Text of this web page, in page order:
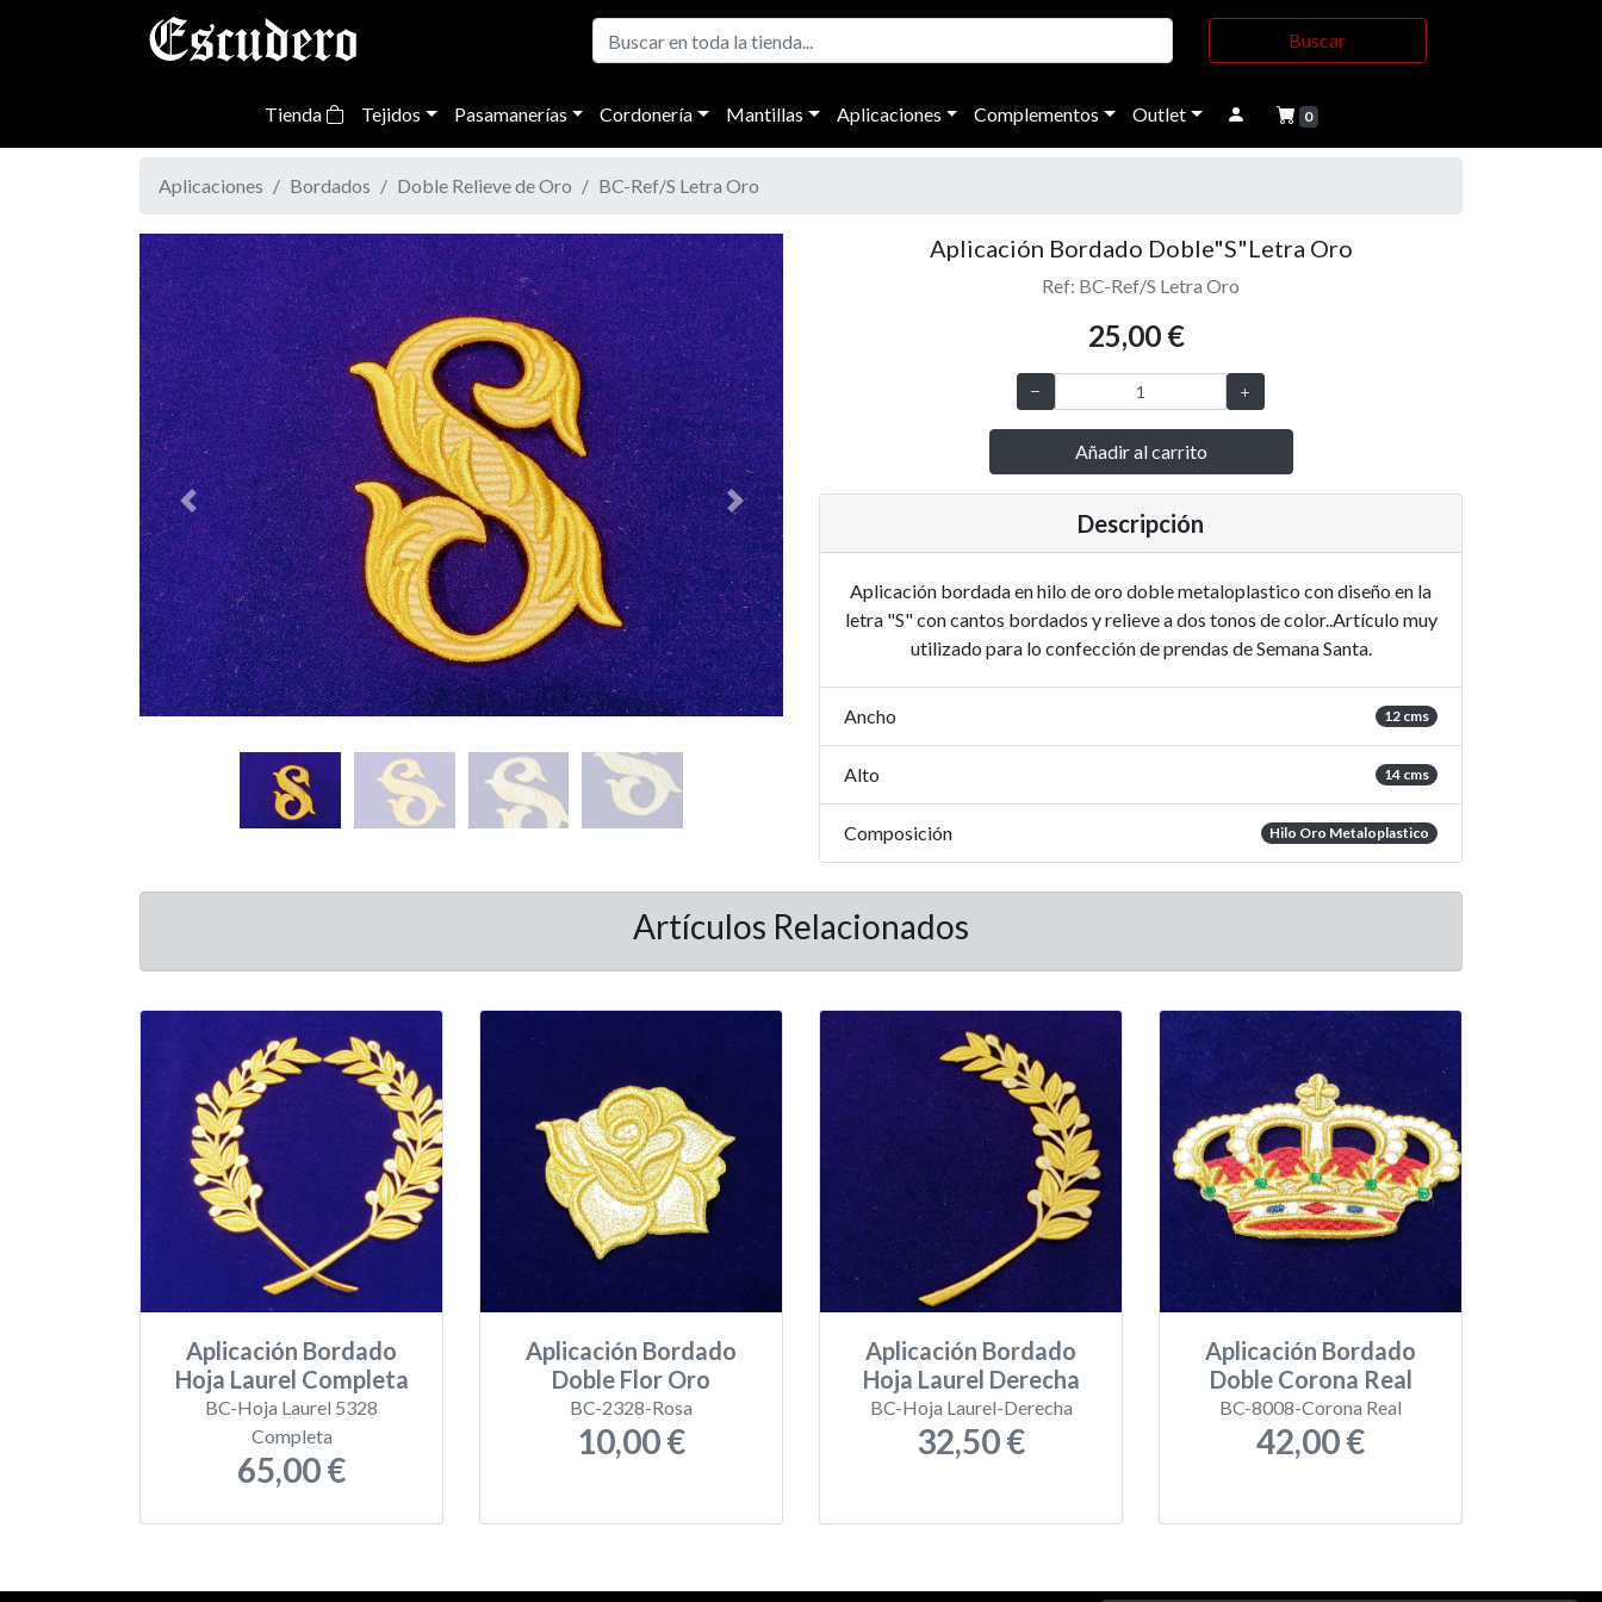
Buscar
Tienda Tejidos Pasamanerías Cordonería Mantillas Aplicaciones Complementos Outlet 0
Aplicaciones Bordados Doble Relieve de Oro BC-Ref/S Letra Oro
Previous Next
Aplicación Bordado Doble"S"Letra Oro
Ref: BC-Ref/S Letra Oro
25,00 €
Añadir al carrito
Descripción
Aplicación bordada en hilo de oro doble metaloplastico con diseño en la
letra "S" con cantos bordados y relieve a dos tonos de color..Artículo muy
utilizado para lo confección de prendas de Semana Santa.
Ancho 12 cms
Alto 14 cms
Composición Hilo Oro Metaloplastico
Artículos Relacionados
Aplicación Bordado
Hoja Laurel Completa
BC-Hoja Laurel 5328
Completa
65,00 €
Aplicación Bordado
Doble Flor Oro
BC-2328-Rosa
10,00 €
Aplicación Bordado
Hoja Laurel Derecha
BC-Hoja Laurel-Derecha
32,50 €
Aplicación Bordado
Doble Corona Real
BC-8008-Corona Real
42,00 €